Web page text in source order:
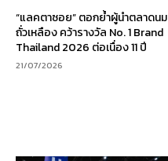
“แลคตาซอย” ตอกย้ำผู้นำตลาดนม
ถั่วเหลือง คว้ารางวัล No. 1 Brand
Thailand 2026 ต่อเนื่อง 11 ปี
21/07/2026